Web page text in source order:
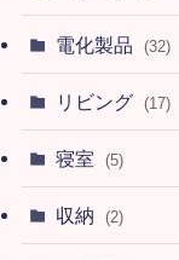
電化製品 (32)
リビング (17)
寝室 (5)
収納 (2)